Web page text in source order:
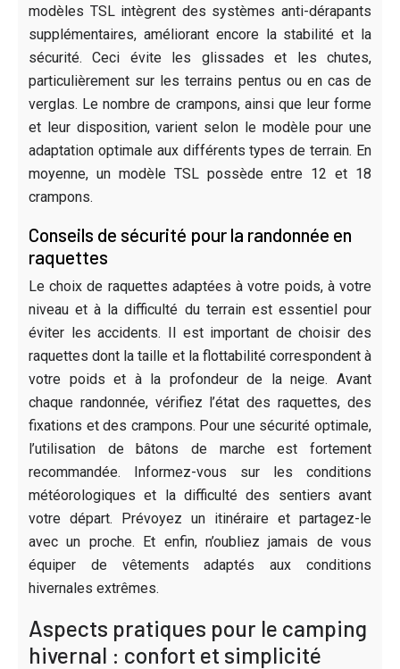
modèles TSL intègrent des systèmes anti-dérapants
supplémentaires, améliorant encore la stabilité et la
sécurité. Ceci évite les glissades et les chutes,
particulièrement sur les terrains pentus ou en cas de
verglas. Le nombre de crampons, ainsi que leur forme
et leur disposition, varient selon le modèle pour une
adaptation optimale aux différents types de terrain. En
moyenne, un modèle TSL possède entre 12 et 18
crampons.
Conseils de sécurité pour la randonnée en
raquettes
Le choix de raquettes adaptées à votre poids, à votre
niveau et à la difficulté du terrain est essentiel pour
éviter les accidents. Il est important de choisir des
raquettes dont la taille et la flottabilité correspondent à
votre poids et à la profondeur de la neige. Avant
chaque randonnée, vérifiez l’état des raquettes, des
fixations et des crampons. Pour une sécurité optimale,
l’utilisation de bâtons de marche est fortement
recommandée. Informez-vous sur les conditions
météorologiques et la difficulté des sentiers avant
votre départ. Prévoyez un itinéraire et partagez-le
avec un proche. Et enfin, n’oubliez jamais de vous
équiper de vêtements adaptés aux conditions
hivernales extrêmes.
Aspects pratiques pour le camping
hivernal : confort et simplicité